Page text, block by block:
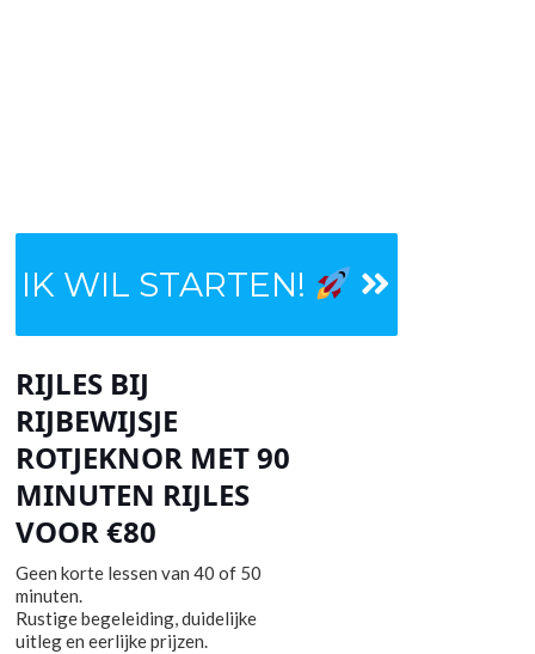
IK WIL STARTEN!
RIJLES BIJ
RIJBEWIJSJE
ROTJEKNOR MET 90
MINUTEN RIJLES
VOOR €80
Geen korte lessen van 40 of 50
minuten.
Rustige begeleiding, duidelijke
uitleg en eerlijke prijzen.